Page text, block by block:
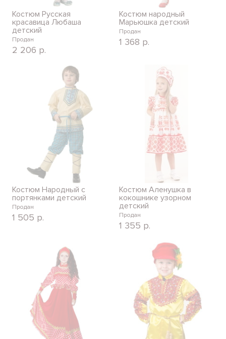
Костюм Русская
красавица Любаша
детский
Продан
2 206 р.
Костюм народный
Марьюшка детский
Продан
1 368 р.
Костюм Народный с
портянками детский
Продан
1 505 р.
Костюм Аленушка в
кокошнике узорном
детский
Продан
1 355 р.